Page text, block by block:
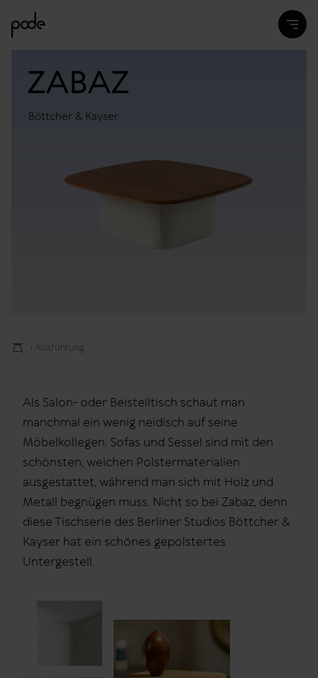
ZABAZ
Böttcher & Kayser
1 Ausführung
Als Salon- oder Beistelltisch schaut man
manchmal ein wenig neidisch auf seine
Möbelkollegen. Sofas und Sessel sind mit den
schönsten, weichen Polstermaterialien
ausgestattet, während man sich mit Holz und
Metall begnügen muss. Nicht so bei Zabaz, denn
diese Tischserie des Berliner Studios Böttcher &
Kayser hat ein schönes gepolstertes
Untergestell.